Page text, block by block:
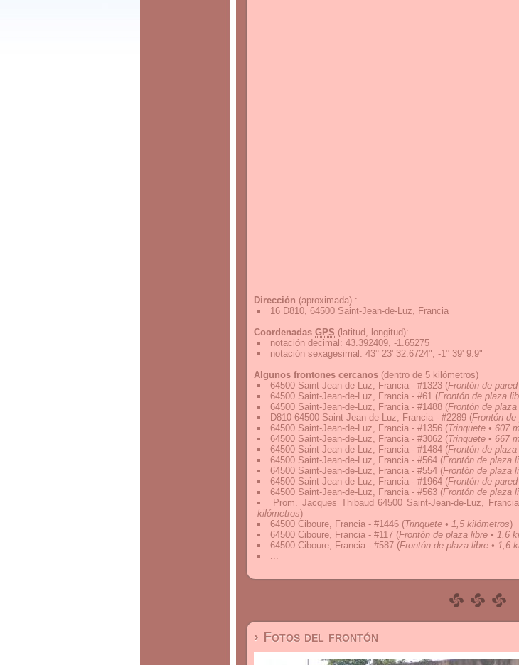
Dirección (aproximada) :
16 D810, 64500 Saint-Jean-de-Luz, Francia
Coordenadas GPS (latitud, longitud):
notación decimal : 43.392409, -1.65275
notación sexagesimal : 43° 23' 32.6724", -1° 39' 9.9"
Algunos frontones cercanos (dentro de 5 kilómetros)
64500 Saint-Jean-de-Luz, Francia - #1323 (Frontón de
64500 Saint-Jean-de-Luz, Francia - #61 (Frontón de plaza
64500 Saint-Jean-de-Luz, Francia - #1488 (Frontón de
D810 64500 Saint-Jean-de-Luz, Francia - #2289 (Frontón de
64500 Saint-Jean-de-Luz, Francia - #1356 (Trinquete • 607
64500 Saint-Jean-de-Luz, Francia - #3062 (Trinquete • 667
64500 Saint-Jean-de-Luz, Francia - #1484 (Frontón de
64500 Saint-Jean-de-Luz, Francia - #564 (Frontón de plaza
64500 Saint-Jean-de-Luz, Francia - #554 (Frontón de plaza
64500 Saint-Jean-de-Luz, Francia - #1964 (Frontón de
64500 Saint-Jean-de-Luz, Francia - #563 (Frontón de plaza
Prom. Jacques Thibaud 64500 Saint-Jean-de-Luz,
kilómetros)
64500 Ciboure, Francia - #1446 (Trinquete • 1,5 kilómetros)
64500 Ciboure, Francia - #117 (Frontón de plaza libre • 1,6
64500 Ciboure, Francia - #587 (Frontón de plaza libre • 1,6
...
› Fotos del frontón